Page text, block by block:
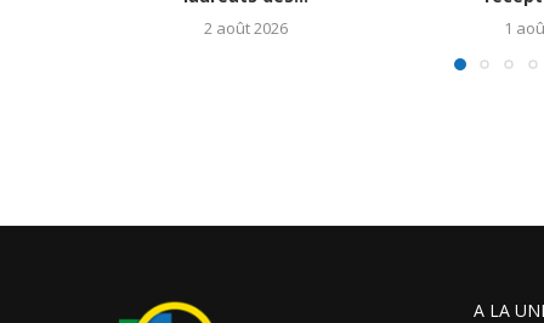
2 août 2026 1
A LA